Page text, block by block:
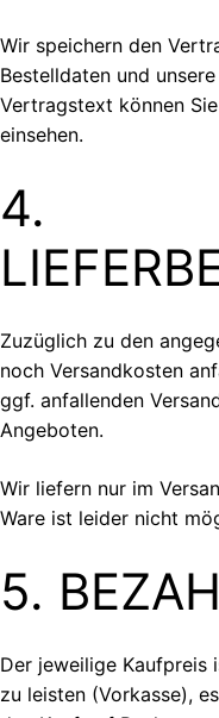
Wir speichern den
Bestelldaten und
Vertragstext können
einsehen.
4.
Zuzüglich zu den
noch Versandkosten
ggf. anfallenden
Angeboten.
Wir liefern nur im
Ware ist leider nicht
5.
Der jeweilige Kaufpreis
zu leisten (Vorkasse),